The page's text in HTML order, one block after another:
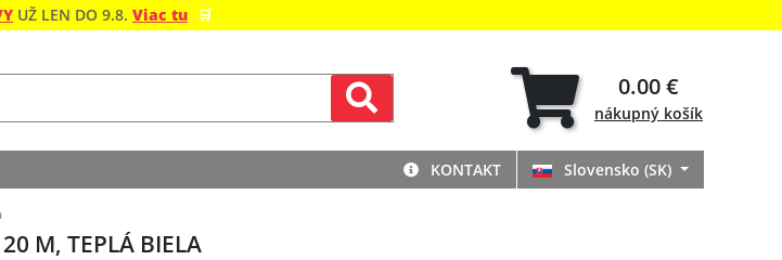
UŽ LEN DO 9.8. Viac tu 🛒
0.00 €
nákupný košík
KONTAKT Slovensko (SK)
M, TEPLÁ BIELA